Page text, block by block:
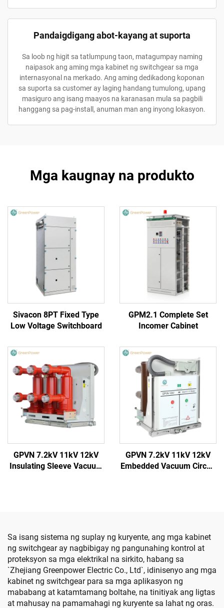
Pandaigdigang abot-kayang at suporta
Sa loob ng higit sa tatlumpung taon, matagumpay naming
naipasok ang aming mga kabinet ng switchgear sa mga
internasyonal na merkado. Ang aming dedikadong koponan
sa suporta sa customer ay laging handang tumulong, upang
masiguro ang isang maayos na karanasan mula sa pagbili
hanggang sa pag-install, anuman man ang inyong lokasyon.
Mga kaugnay na produkto
Sivacon 8PT Fixed Type
Low Voltage Switchboard
GPM2.1 Complete Set
Incomer Cabinet
GPVN 7.2kV 11kV 12kV
Insulating Sleeve Vacuum
GPVN 7.2kV 11kV 12kV
Embedded Vacuum Circuit
Sa isang sistema ng suplay ng kuryente, ang mga kabinet
ng switchgear ay nagbibigay ng pangunahing kontrol at
proteksyon sa mga elektrikal na sirkito, habang sa
`Zhejiang Greenpower Electric Co., Ltd`, idinisenyo ang mga
kabinet ng switchgear para sa mga aplikasyon ng
mababang at katamtamang boltahe, na tinitiyak ang ligtas
at mahusay na pamamahagi ng kuryente sa lahat ng oras.